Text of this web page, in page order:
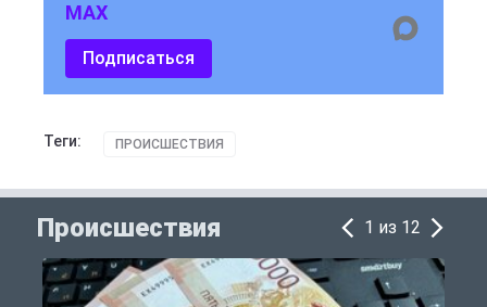
MAX
Подписаться
Теги: ПРОИСШЕСТВИЯ
Происшествия 1 из 12